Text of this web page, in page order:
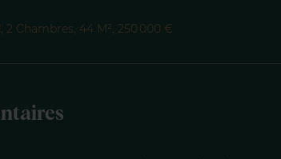
Chambres, 44 M², 250 000 €